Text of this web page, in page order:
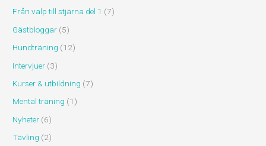
Från valp till stjärna del 1 (7)
Gästbloggar (5)
Hundträning (12)
Intervjuer (3)
Kurser & utbildning (7)
Mental träning (1)
Nyheter (6)
Tävling (2)